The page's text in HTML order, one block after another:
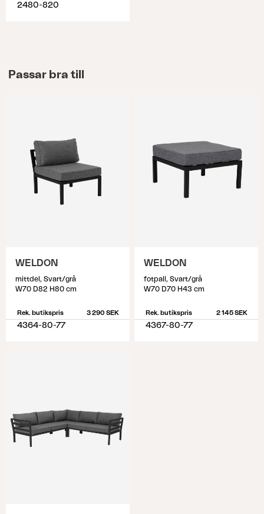
2480-820
Passar bra till
WELDON
mittdel, Svart/grå
W70 D82 H80 cm
Rek. butikspris 3 290 SEK
4364-80-77
WELDON
fotpall, Svart/grå
W70 D70 H43 cm
Rek. butikspris 2 145 SEK
4367-80-77